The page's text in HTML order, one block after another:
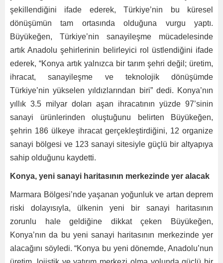
şekillendiğini ifade ederek, Türkiye’nin bu küresel
dönüşümün tam ortasında olduğuna vurgu yaptı.
Büyükeğen, Türkiye’nin sanayileşme mücadelesinde
artık Anadolu şehirlerinin belirleyici rol üstlendiğini ifade
ederek, “Konya artık yalnızca bir tarım şehri değil; üretim,
ihracat, sanayileşme ve teknolojik dönüşümde
Türkiye’nin yükselen yıldızlarından biri” dedi. Konya’nın
yıllık 3.5 milyar doları aşan ihracatının yüzde 97’sinin
sanayi ürünlerinden oluştuğunu belirten Büyükeğen,
şehrin 186 ülkeye ihracat gerçekleştirdiğini, 12 organize
sanayi bölgesi ve 123 sanayi sitesiyle güçlü bir altyapıya
sahip olduğunu kaydetti.
Konya, yeni sanayi haritasının merkezinde yer alacak
Marmara Bölgesi’nde yaşanan yoğunluk ve artan deprem
riski dolayısıyla, ülkenin yeni bir sanayi haritasının
zorunlu hale geldiğine dikkat çeken Büyükeğen,
Konya’nın da bu yeni sanayi haritasının merkezinde yer
alacağını söyledi. “Konya bu yeni dönemde, Anadolu’nun